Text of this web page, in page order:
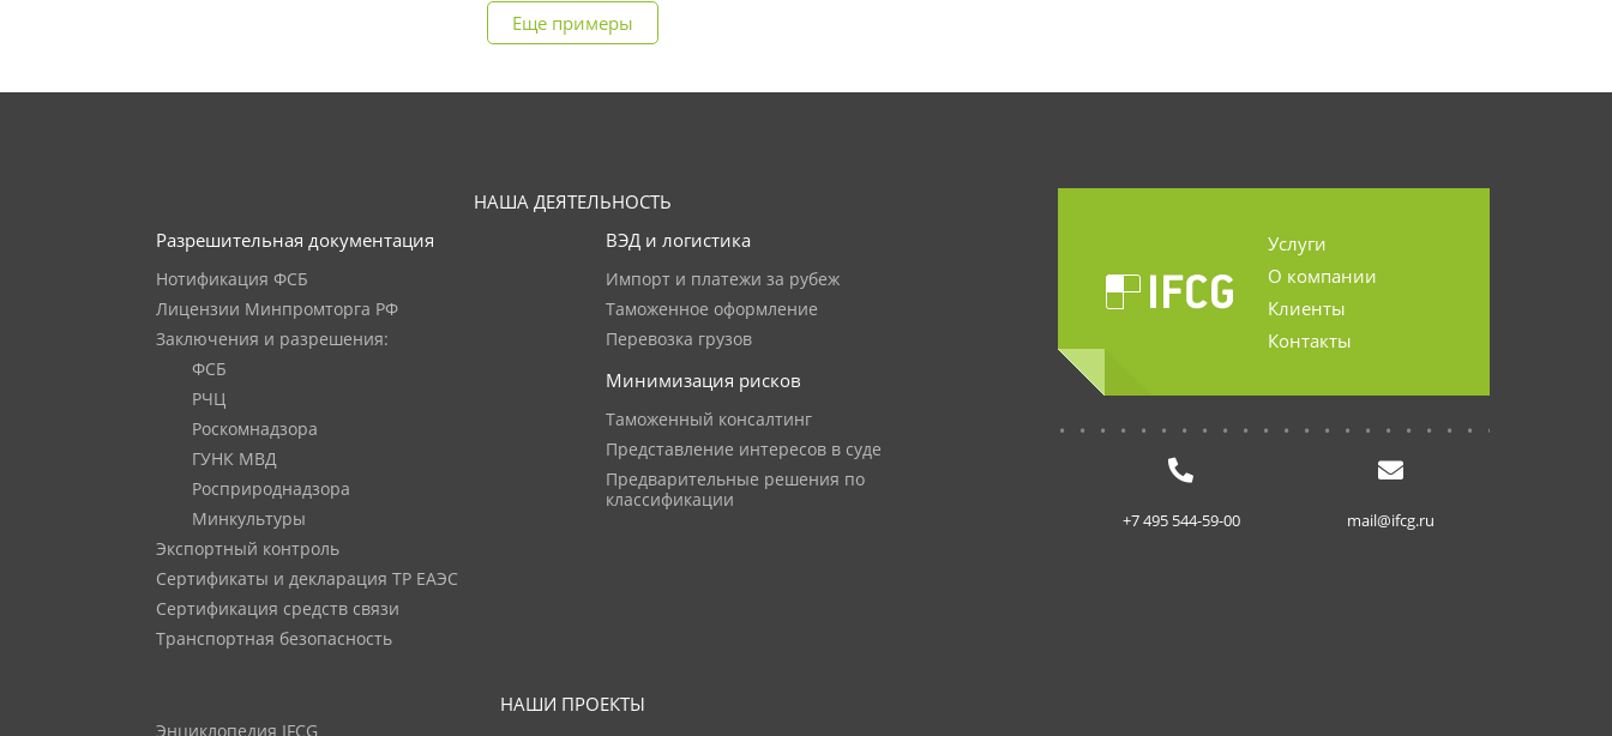
Еще примеры
НАША ДЕЯТЕЛЬНОСТЬ
Разрешительная документация
Нотификация ФСБ
Лицензии Минпромторга РФ
Заключения и разрешения:
ФСБ
РЧЦ
Роскомнадзора
ГУНК МВД
Росприроднадзора
Минкультуры
Экспортный контроль
Сертификаты и декларация ТР ЕАЭС
Сертификация средств связи
Транспортная безопасность
ВЭД и логистика
Импорт и платежи за рубеж
Таможенное оформление
Перевозка грузов
Минимизация рисков
Таможенный консалтинг
Представление интересов в суде
Предварительные решения по
классификации
НАШИ ПРОЕКТЫ
Энциклопедия IFCG
Услуги
О компании
Клиенты
Контакты
+7 495 544-59-00 mail@ifcg.ru